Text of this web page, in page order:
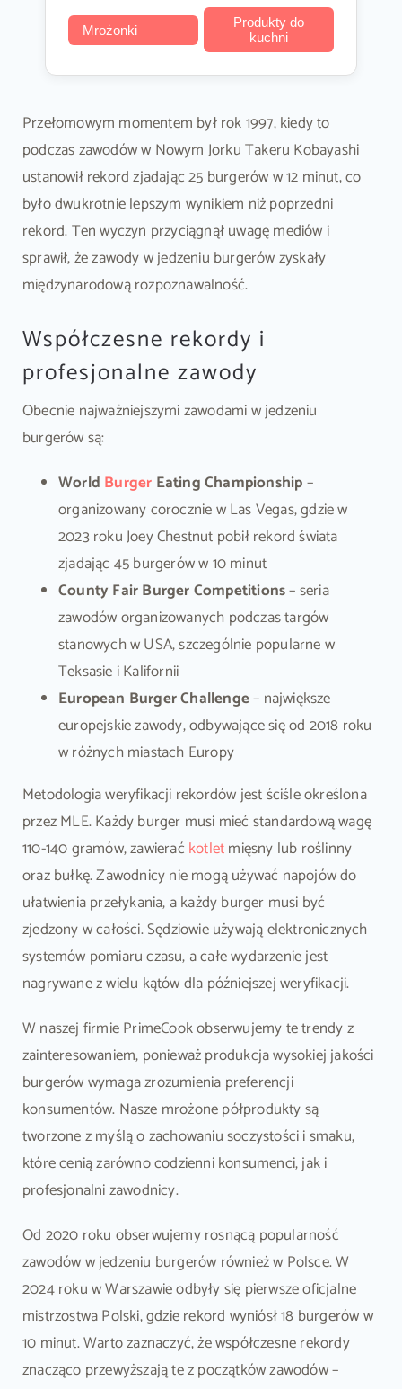
Mrożonki
Produkty do
kuchni
Przełomowym momentem był rok 1997, kiedy to
podczas zawodów w Nowym Jorku Takeru Kobayashi
ustanowił rekord zjadając 25 burgerów w 12 minut, co
było dwukrotnie lepszym wynikiem niż poprzedni
rekord. Ten wyczyn przyciągnął uwagę mediów i
sprawił, że zawody w jedzeniu burgerów zyskały
międzynarodową rozpoznawalność.
Współczesne rekordy i
profesjonalne zawody
Obecnie najważniejszymi zawodami w jedzeniu
burgerów są:
World Burger Eating Championship–
organizowany corocznie w Las Vegas, gdzie w
2023 roku Joey Chestnut pobił rekord świata
zjadając 45 burgerów w 10 minut
County Fair Burger Competitions– seria
zawodów organizowanych podczas targów
stanowych w USA, szczególnie popularne w
Teksasie i Kalifornii
European Burger Challenge– największe
europejskie zawody, odbywające się od 2018 roku
w różnych miastach Europy
Metodologia weryfikacji rekordów jest ściśle określona
przez MLE. Każdy burger musi mieć standardową wagę
110-140 gramów, zawierać kotletmięsny lub roślinny
oraz bułkę. Zawodnicy nie mogą używać napojów do
ułatwienia przełykania, a każdy burger musi być
zjedzony w całości. Sędziowie używają elektronicznych
systemów pomiaru czasu, a całe wydarzenie jest
nagrywane z wielu kątów dla późniejszej weryfikacji.
W naszej firmie PrimeCook obserwujemy te trendy z
zainteresowaniem, ponieważ produkcja wysokiej jakości
burgerów wymaga zrozumienia preferencji
konsumentów. Nasze mrożone półprodukty są
tworzone z myślą o zachowaniu soczystości i smaku,
które cenią zarówno codzienni konsumenci, jak i
profesjonalni zawodnicy.
Od 2020 roku obserwujemy rosnącą popularność
zawodów w jedzeniu burgerów również w Polsce. W
2024 roku w Warszawie odbyły się pierwsze oficjalne
mistrzostwa Polski, gdzie rekord wyniósł 18 burgerów w
10 minut. Warto zaznaczyć, że współczesne rekordy
znacząco przewyższają te z początków zawodów –